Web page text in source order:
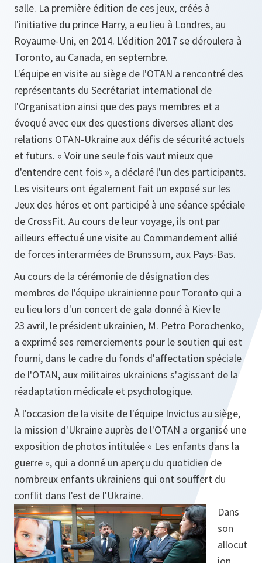
salle. La première édition de ces jeux, créés à
l'initiative du prince Harry, a eu lieu à Londres, au
Royaume-Uni, en 2014. L'édition 2017 se déroulera à
Toronto, au Canada, en septembre.
L'équipe en visite au siège de l'OTAN a rencontré des
représentants du Secrétariat international de
l'Organisation ainsi que des pays membres et a
évoqué avec eux des questions diverses allant des
relations OTAN-Ukraine aux défis de sécurité actuels
et futurs. « Voir une seule fois vaut mieux que
d'entendre cent fois », a déclaré l'un des participants.
Les visiteurs ont également fait un exposé sur les
Jeux des héros et ont participé à une séance spéciale
de CrossFit. Au cours de leur voyage, ils ont par
ailleurs effectué une visite au Commandement allié
de forces interarmées de Brunssum, aux Pays-Bas.
Au cours de la cérémonie de désignation des
membres de l'équipe ukrainienne pour Toronto qui a
eu lieu lors d'un concert de gala donné à Kiev le
23 avril, le président ukrainien, M. Petro Porochenko,
a exprimé ses remerciements pour le soutien qui est
fourni, dans le cadre du fonds d'affectation spéciale
de l'OTAN, aux militaires ukrainiens s'agissant de la
réadaptation médicale et psychologique.
À l'occasion de la visite de l'équipe Invictus au siège,
la mission d'Ukraine auprès de l'OTAN a organisé une
exposition de photos intitulée « Les enfants dans la
guerre », qui a donné un aperçu du quotidien de
nombreux enfants ukrainiens qui ont souffert du
conflit dans l'est de l'Ukraine.
Dans
son
allocut